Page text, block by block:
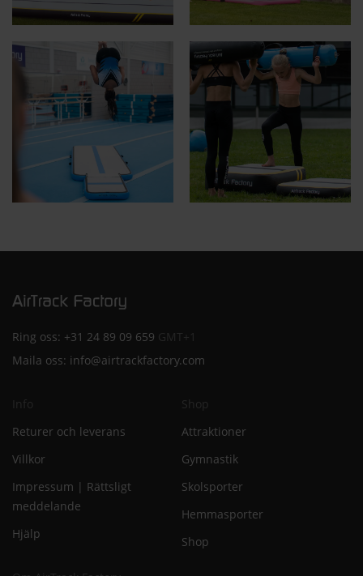
Ring oss: +31 24 89 09 659 GMT+1
Maila oss: info@airtrackfactory.com
Info
Returer och leverans
Villkor
Impressum | Rättsligt
meddelande
Hjälp
Shop
Attraktioner
Gymnastik
Skolsporter
Hemmasporter
Shop